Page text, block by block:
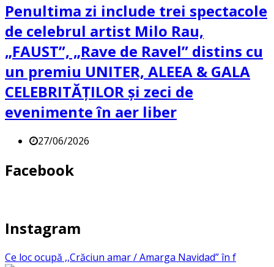
Penultima zi include trei spectacole
de celebrul artist Milo Rau,
„FAUST”, „Rave de Ravel” distins cu
un premiu UNITER, ALEEA & GALA
CELEBRITĂȚILOR și zeci de
evenimente în aer liber
27/06/2026
Facebook
Instagram
Ce loc ocupă ,,Crăciun amar / Amarga Navidad” în f